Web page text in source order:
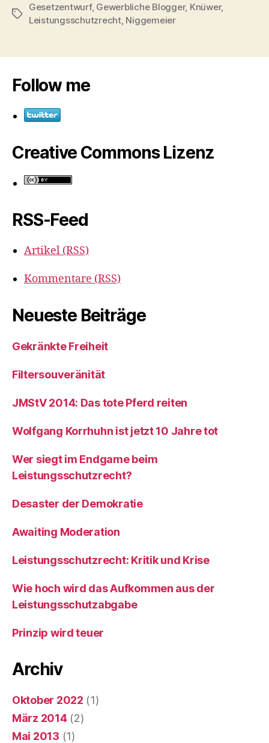
Schlagwörter
Gesetzentwurf, Gewerbliche Blogger, Knüwer,
Leistungsschutzrecht, Niggemeier
Follow me
Creative Commons Lizenz
RSS-Feed
Artikel (RSS)
Kommentare (RSS)
Neueste Beiträge
Gekränkte Freiheit
Filtersouveränität
JMStV 2014: Das tote Pferd reiten
Wolfgang Korrhuhn ist jetzt 10 Jahre tot
Wer siegt im Endgame beim
Leistungsschutzrecht?
Desaster der Demokratie
Awaiting Moderation
Leistungsschutzrecht: Kritik und Krise
Wie hoch wird das Aufkommen aus der
Leistungsschutzabgabe
Prinzip wird teuer
Archiv
Oktober 2022 (1)
März 2014(2)
Mai 2013 (1)